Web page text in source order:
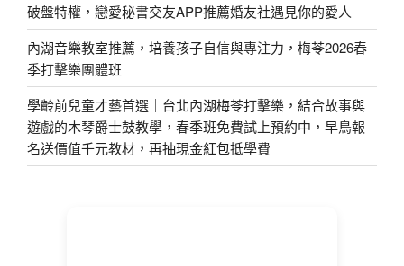
破盤特權，戀愛秘書交友APP推薦婚友社遇見你的愛人
內湖音樂教室推薦，培養孩子自信與專注力，梅苓2026春
季打擊樂團體班
學齡前兒童才藝首選｜台北內湖梅苓打擊樂，結合故事與
遊戲的木琴爵士鼓教學，春季班免費試上預約中，早鳥報
名送價值千元教材，再抽現金紅包抵學費